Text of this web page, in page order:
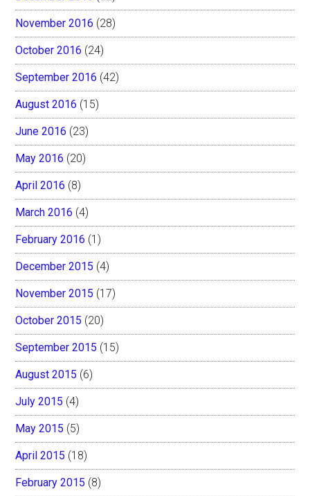
November 2016 (28)
October 2016 (24)
September 2016 (42)
August 2016 (15)
June 2016 (23)
May 2016 (20)
April 2016 (8)
March 2016 (4)
February 2016 (1)
December 2015 (4)
November 2015 (17)
October 2015 (20)
September 2015 (15)
August 2015 (6)
July 2015 (4)
May 2015 (5)
April 2015 (18)
February 2015 (8)